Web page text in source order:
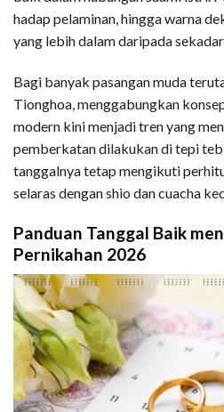
hadap pelaminan, hingga warna
yang lebih dalam daripada
Bagi banyak pasangan muda
Tionghoa, menggabungkan
modern kini menjadi tren yang
pemberkatan dilakukan di tepi
tanggalnya tetap mengikuti
selaras dengan shio dan cuacha
Panduan Tanggal Baik
Pernikahan 2026